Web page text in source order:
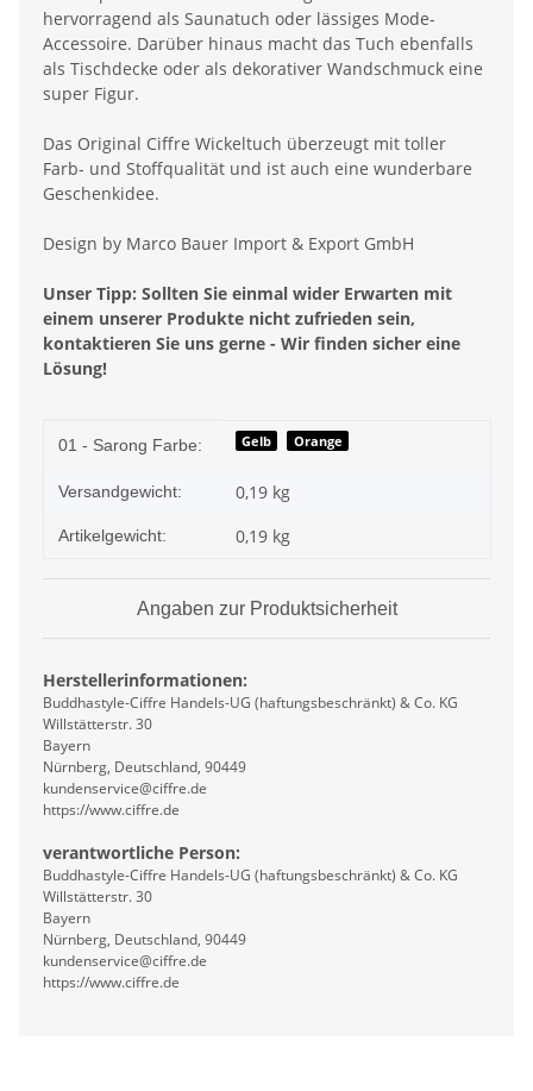
hervorragend als Saunatuch oder lässiges Mode-
Accessoire. Darüber hinaus macht das Tuch ebenfalls
als Tischdecke oder als dekorativer Wandschmuck eine
super Figur.
Das Original Ciffre Wickeltuch überzeugt mit toller
Farb- und Stoffqualität und ist auch eine wunderbare
Geschenkidee.
Design by Marco Bauer Import & Export GmbH
Unser Tipp: Sollten Sie einmal wider Erwarten mit
einem unserer Produkte nicht zufrieden sein,
kontaktieren Sie uns gerne - Wir finden sicher eine
Lösung!
Produkteigenschaft
Wert
01 - Sarong Farbe: Gelb Orange
Versandgewicht: 0,19 kg
Artikelgewicht: 0,19 kg
Angaben zur Produktsicherheit
Herstellerinformationen:
Buddhastyle-Ciffre Handels-UG (haftungsbeschränkt) & Co. KG
Willstätterstr. 30
Bayern
Nürnberg, Deutschland, 90449
kundenservice@ciffre.de
https://www.ciffre.de
verantwortliche Person:
Buddhastyle-Ciffre Handels-UG (haftungsbeschränkt) & Co. KG
Willstätterstr. 30
Bayern
Nürnberg, Deutschland, 90449
kundenservice@ciffre.de
https://www.ciffre.de